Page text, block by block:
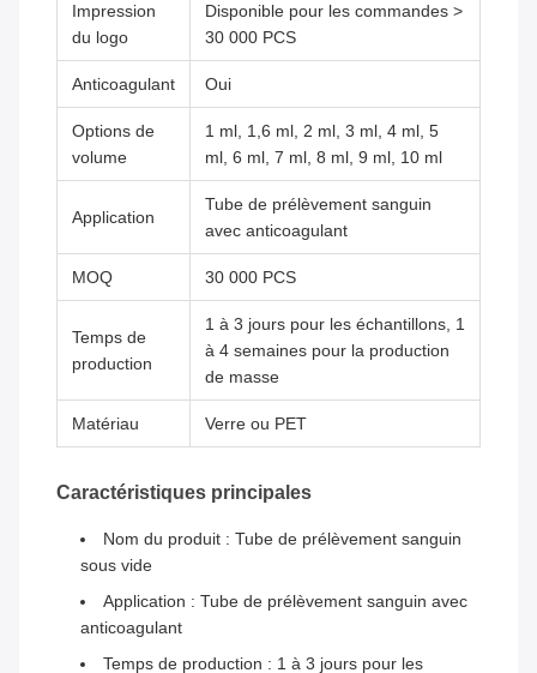
Impression
du logo
Disponible pour les commandes >
30 000 PCS
Anticoagulant Oui
Options de
volume
1 ml, 1,6 ml, 2 ml, 3 ml, 4 ml, 5
ml, 6 ml, 7 ml, 8 ml, 9 ml, 10 ml
Application
Tube de prélèvement sanguin
avec anticoagulant
MOQ 30 000 PCS
Temps de
production
1 à 3 jours pour les échantillons, 1
à 4 semaines pour la production
de masse
Matériau Verre ou PET
Caractéristiques principales
Nom du produit : Tube de prélèvement sanguin
sous vide
Application : Tube de prélèvement sanguin avec
anticoagulant
Temps de production : 1 à 3 jours pour les